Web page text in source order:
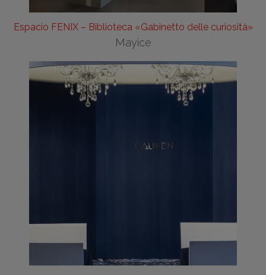
Espacio FENIX – Biblioteca «Gabinetto delle curiosità»
Mayice